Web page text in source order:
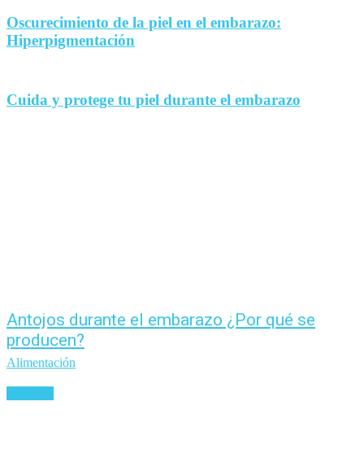
Oscurecimiento de la piel en el embarazo:
Hiperpigmentación
Cuida y protege tu piel durante el embarazo
Antojos durante el embarazo ¿Por qué se
producen?
Alimentación